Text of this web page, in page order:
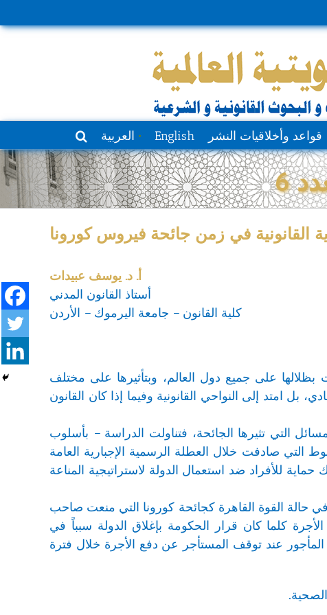
قواعد وأخلاقيات النشر English العربية
6
القانونية في زمن جائحة فيروس كورونا
أ. د. يوسف عبيدات
أستاذ القانون المدني
كلية القانون – جامعة اليرموك – الأردن
على جميع دول العالم، وبتأثيرها على مختلف
بل امتد إلى النواحي القانونية وفيما إذا كان القانون
التي تثيرها الجائحة، فتناولت الدراسة – بأسلوب
صادفت خلال العطلة الرسمية الإجبارية العامة
للأفراد ضد استعمال الدولة لاستراتيجية المناعة
حالة القوة القاهرة كجائحة كورونا التي منعت صاحب
كلما كان قرار الحكومة بإغلاق الدولة سبباً في
عند توقف المستأجر عن دفع الأجرة خلال فترة